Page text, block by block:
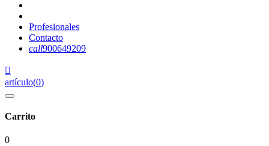
Profesionales
Contacto
call900649209

artículo(0)
Carrito
0